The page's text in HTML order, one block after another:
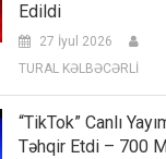
Edildi
27 İyul 2026
TURAL KƏLBƏCƏRLİ
“TikTok” Canlı
Təhqir Etdi – 700